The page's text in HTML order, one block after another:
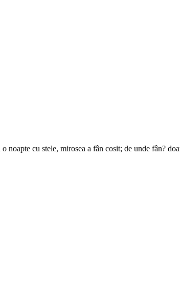
noapte cu stele, mirosea a fân cosit; de unde fân?